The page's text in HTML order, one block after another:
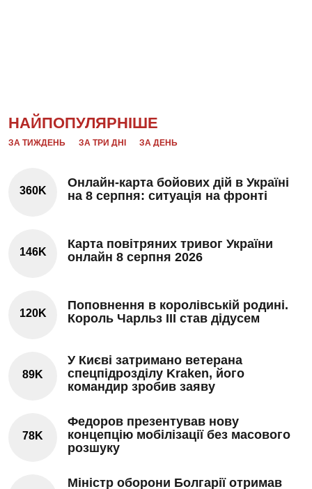
НАЙПОПУЛЯРНІШЕ
ЗА ТИЖДЕНЬ ЗА ТРИ ДНІ ЗА ДЕНЬ
360K
Онлайн-карта бойових дій в Україні
на 8 серпня: ситуація на фронті
146K
Карта повітряних тривог України
онлайн 8 серпня 2026
120K
Поповнення в королівській родині.
Король Чарльз III став дідусем
89K
У Києві затримано ветерана
спецпідрозділу Kraken, його
командир зробив заяву
78K
Федоров презентував нову
концепцію мобілізації без масового
розшуку
Міністр оборони Болгарії отримав